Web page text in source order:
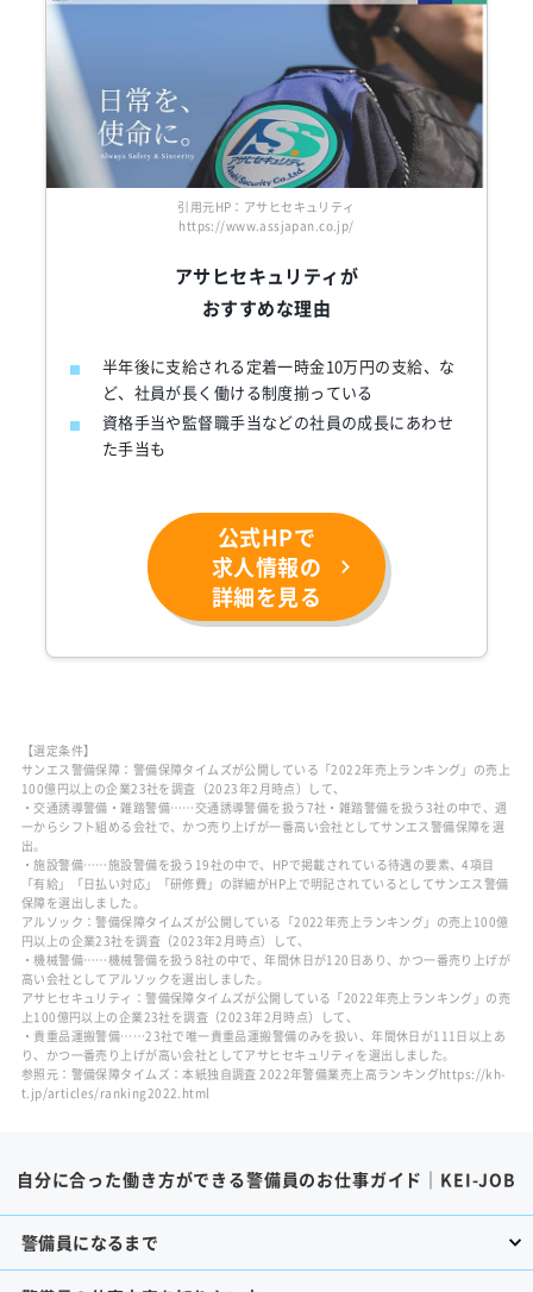
引用元HP：アサヒセキュリティ
https://www.assjapan.co.jp/
アサヒセキュリティが
おすすめな理由
半年後に支給される定着一時金10万円の支給、な
ど、社員が長く働ける制度揃っている
資格手当や監督職手当などの社員の成長にあわせ
た手当も
公式HPで
求人情報の
詳細を見る
【選定条件】
サンエス警備保障：警備保障タイムズが公開している「2022年売上ランキング」の売上
100億円以上の企業23社を調査（2023年2月時点）して、
・交通誘導警備・雑踏警備……交通誘導警備を扱う7社・雑踏警備を扱う3社の中で、週
一からシフト組める会社で、かつ売り上げが一番高い会社としてサンエス警備保障を選
出。
・施設警備……施設警備を扱う19社の中で、HPで掲載されている待遇の要素、4項目
「有給」「日払い対応」「研修費」の詳細がHP上で明記されているとしてサンエス警備
保障を選出しました。
アルソック：警備保障タイムズが公開している「2022年売上ランキング」の売上100億
円以上の企業23社を調査（2023年2月時点）して、
・機械警備……機械警備を扱う8社の中で、年間休日が120日あり、かつ一番売り上げが
高い会社としてアルソックを選出しました。
アサヒセキュリティ：警備保障タイムズが公開している「2022年売上ランキング」の売
上100億円以上の企業23社を調査（2023年2月時点）して、
・貴重品運搬警備……23社で唯一貴重品運搬警備のみを扱い、年間休日が111日以上あ
り、かつ一番売り上げが高い会社としてアサヒセキュリティを選出しました。
参照元：警備保障タイムズ：本紙独自調査 2022年警備業売上高ランキングhttps://kh-
t.jp/articles/ranking2022.html
自分に合った働き方ができる警備員のお仕事ガイド｜KEI-JOB
警備員になるまで